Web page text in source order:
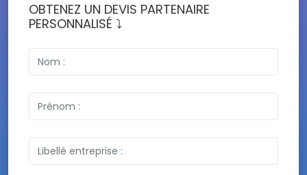
OBTENEZ UN DEVIS PARTENAIRE
PERSONNALISÉ ⤵️